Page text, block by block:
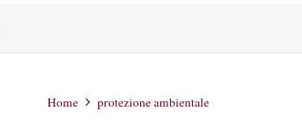
Home protezione ambientale